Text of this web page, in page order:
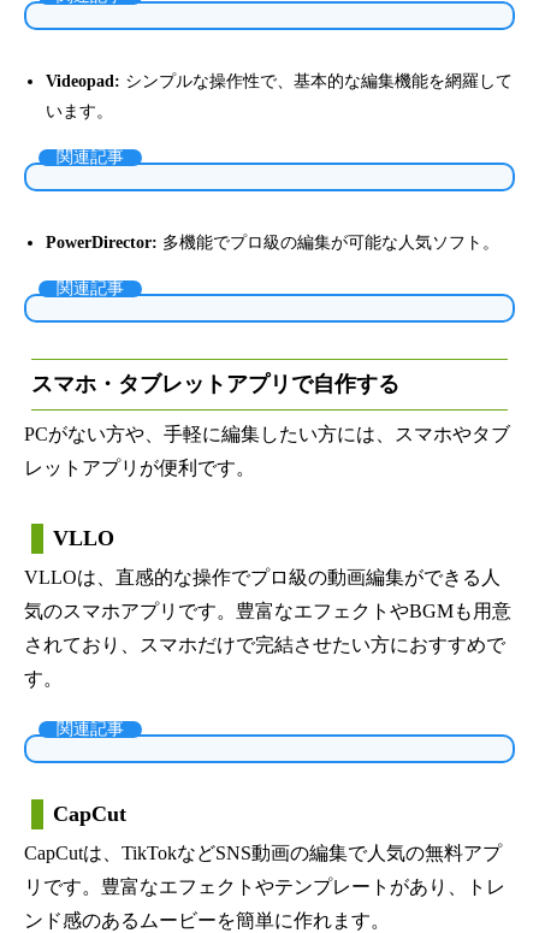
Videopad: シンプルな操作性で、基本的な編集機能を網羅して
います。
関連記事
PowerDirector: 多機能でプロ級の編集が可能な人気ソフト。
関連記事
スマホ・タブレットアプリで自作する
PCがない方や、手軽に編集したい方には、スマホやタブ
レットアプリが便利です。
VLLO
VLLOは、直感的な操作でプロ級の動画編集ができる人
気のスマホアプリです。豊富なエフェクトやBGMも用意
されており、スマホだけで完結させたい方におすすめで
す。
関連記事
CapCut
CapCutは、TikTokなどSNS動画の編集で人気の無料アプ
リです。豊富なエフェクトやテンプレートがあり、トレ
ンド感のあるムービーを簡単に作れます。